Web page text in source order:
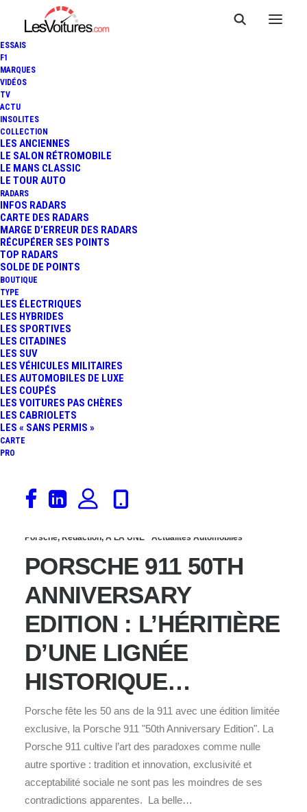
ESSAIS
F1
MARQUES
VIDÉOS
TV
ACTU
INSOLITES
COLLECTION
LES ANCIENNES
LE SALON RÉTROMOBILE
LE MANS CLASSIC
LE TOUR AUTO
RADARS
INFOS RADARS
CARTE DES RADARS
MARGE D’ERREUR DES RADARS
RÉCUPÉRER SES POINTS
TOP RADARS
SOLDE DE POINTS
BOUTIQUE
TYPE
LES ÉLECTRIQUES
LES HYBRIDES
LES SPORTIVES
LES CITADINES
LES SUV
LES VÉHICULES MILITAIRES
LES AUTOMOBILES DE LUXE
LES COUPÉS
LES VOITURES PAS CHÈRES
LES CABRIOLETS
LES « SANS PERMIS »
CARTE
PRO
23 janvier 2014
PORSCHE 911 TURBO S :
« S » COMME
SAVOUREUSE
DÉMESURE…
Porsche, Rédaction, À LA UNE Actualités Automobiles
PORSCHE 911 50TH
ANNIVERSARY
EDITION : L’HÉRITIÈRE
D’UNE LIGNÉE
HISTORIQUE…
Porsche fête les 50 ans de la 911 avec une édition limitée
exclusive, la Porsche 911 "50th Anniversary Edition". La
Porsche 911 cultive l’art des paradoxes comme nulle
autre sportive : tradition et innovation, exclusivité et
acceptabilité sociale ne sont pas les moindres de ses
contradictions apparentes. La belle…